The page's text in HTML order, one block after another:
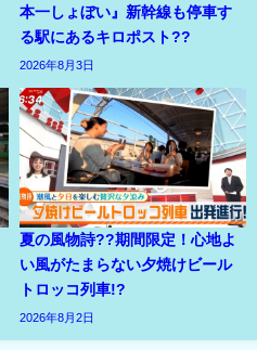
本一しょぼい』新幹線も停車す
る駅にあるキロポスト??
2026年8月3日
夏の風物詩??期間限定！心地よ
い風がたまらない夕焼けビール
トロッコ列車!?
2026年8月2日